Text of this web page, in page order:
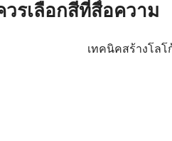
วรเลือกสีที่สื่อความ